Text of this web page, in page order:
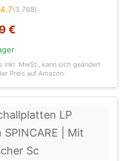
4.7(3.768)
€
inkl. MwSt., kann sich geändert
Preis auf Amazon.